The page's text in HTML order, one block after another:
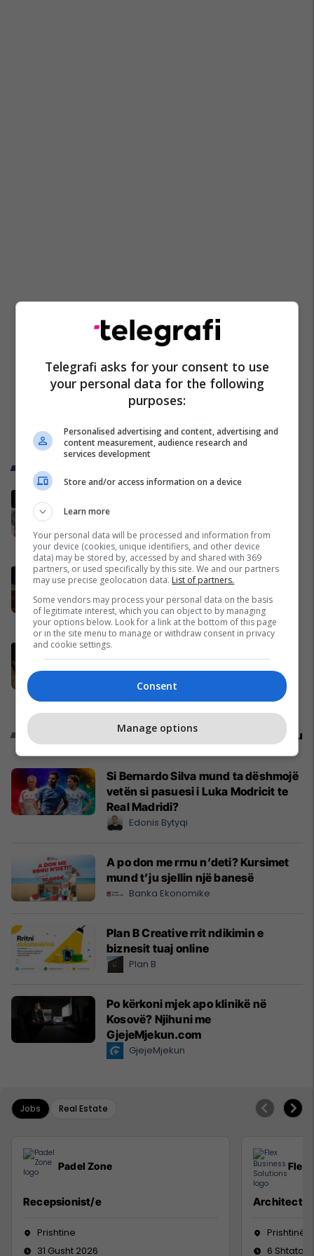
Trend Telegrafi
për votat që i keni”, njëri nga
protestuesit i drejtohet Bedri
Hamzës
Politikë
Ndërpritet seanca, Kurti nuk
kryeparlamentar - kërkon kohë
shtesë për marrëveshje politike
Kosovë
Abdixhiku me 18 deputetët e LDK-
përbashkët
Politikë
Promo Reklamo këtu
Si Bernardo Silva mund ta dëshmojë
vetën si pasuesi i Luka Modricit te
Real Madridi?
Edonis Bytyqi
A po don me rrnu n’deti? Kursimet
mund t’ju sjellin një banesë
Banka Ekonomike
Plan B Creative rrit ndikimin e
biznesit tuaj online
Plan B
Po kërkoni mjek apo klinikë në
Kosovë? Njihuni me
GjejeMjekun.com
GjejeMjekun
Jobs Real Estate
Padel Zone
Recepsionist/e
Prishtine
31 Gusht 2026
Flex
Architect
Prishtinë
6 Shtator
Telegrafi asks for your consent to use
your personal data for the following
purposes:
Personalised advertising and content, advertising and
content measurement, audience research and
services development
Store and/or access information on a device
Learn more
Your personal data will be processed and information from
your device (cookies, unique identifiers, and other device
data) may be stored by, accessed by and shared with 369
partners, or used specifically by this site. We and our partners
may use precise geolocation data. List of partners.
Some vendors may process your personal data on the basis
of legitimate interest, which you can object to by managing
your options below. Look for a link at the bottom of this page
or in the site menu to manage or withdraw consent in privacy
and cookie settings.
Consent
Manage options